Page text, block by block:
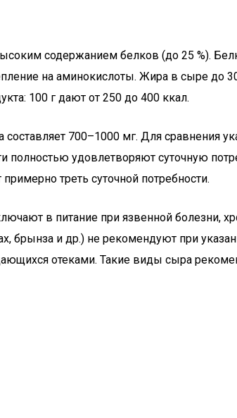
содержанием белков (до 25 %).
на аминокислоты. Жира в сыре до 30
100 г дают от 250 до 400 ккал.
700–1000 мг. Для сравнения
полностью удовлетворяют суточную
треть суточной потребности.
в питание при язвенной болезни,
брынза и др.) не рекомендуют при
отеками. Такие виды сыра